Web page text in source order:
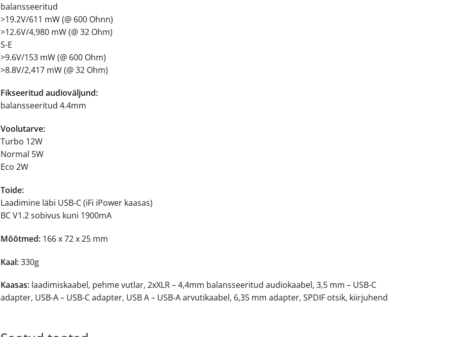
balansseeritud
>19.2V/611 mW (@ 600 Ohnn)
>12.6V/4,980 mW (@ 32 Ohm)
S-E
>9.6V/153 mW (@ 600 Ohm)
>8.8V/2,417 mW (@ 32 Ohm)
Fikseeritud audioväljund:
balansseeritud 4.4mm
Voolutarve:
Turbo 12W
Normal 5W
Eco 2W
Toide:
Laadimine läbi USB-C (iFi iPower kaasas)
BC V1.2 sobivus kuni 1900mA
Mõõtmed:166 x 72 x 25 mm
Kaal:330g
Kaasas:laadimiskaabel, pehme vutlar, 2xXLR – 4,4mm balansseeritud audiokaabel, 3,5 mm – USB-C
adapter, USB-A – USB-C adapter, USB A – USB-A arvutikaabel, 6,35 mm adapter, SPDIF otsik, kiirjuhend